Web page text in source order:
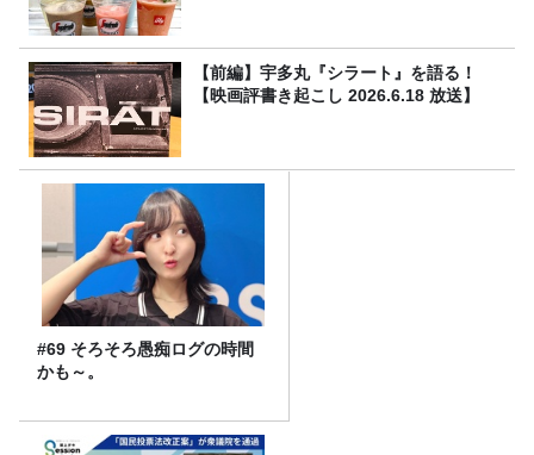
【前編】宇多丸『シラート』を語る！
【映画評書き起こし 2026.6.18 放送】
#69 そろそろ愚痴ログの時間
かも～。